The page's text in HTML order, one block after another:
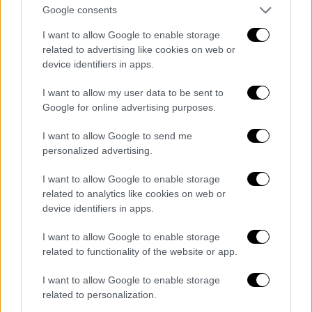
Google consents
I want to allow Google to enable storage
related to advertising like cookies on web or
device identifiers in apps.
I want to allow my user data to be sent to
Google for online advertising purposes.
I want to allow Google to send me
personalized advertising.
I want to allow Google to enable storage
related to analytics like cookies on web or
device identifiers in apps.
I want to allow Google to enable storage
related to functionality of the website or app.
I want to allow Google to enable storage
related to personalization.
Ο Μουσολίνι δεν θέλει βοήθεια και